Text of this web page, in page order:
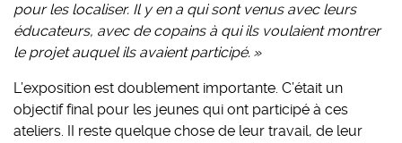
pour les localiser. Il y en a qui sont venus avec leurs
éducateurs, avec de copains à qui ils voulaient montrer
le projet auquel ils avaient participé. »
L’exposition est doublement importante. C’était un
objectif final pour les jeunes qui ont participé à ces
ateliers. II reste quelque chose de leur travail, de leur